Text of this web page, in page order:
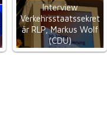
Interview
Verkehrsstaatssekret
är RLP, Markus Wolf
(CDU)